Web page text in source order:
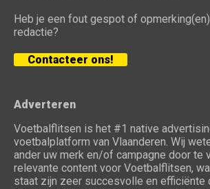
Heb je een fout gespot of
redactie?
Contacteer ons!
Adverteren
Voetbalflitsen is het #1 native
voetbalplatform van Vlaanderen. Wij
ander uw merk en/of campagne door te
relevante content voor Voetbalflitsen,
staat zijn zeer succesvolle en efficiënte